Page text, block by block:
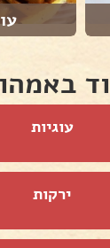
עוגיות
ירקות